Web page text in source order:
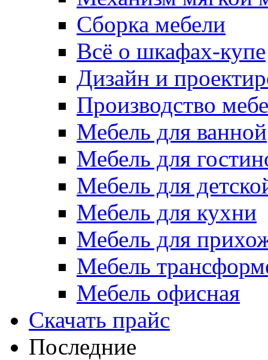
Сборка мебели
Всё о шкафах-купе
Дизайн и
Производство
Мебель для ванной
Мебель для
Мебель для
Мебель для кухни
Мебель для
Мебель
Мебель офисная
Скачать прайс
Последние